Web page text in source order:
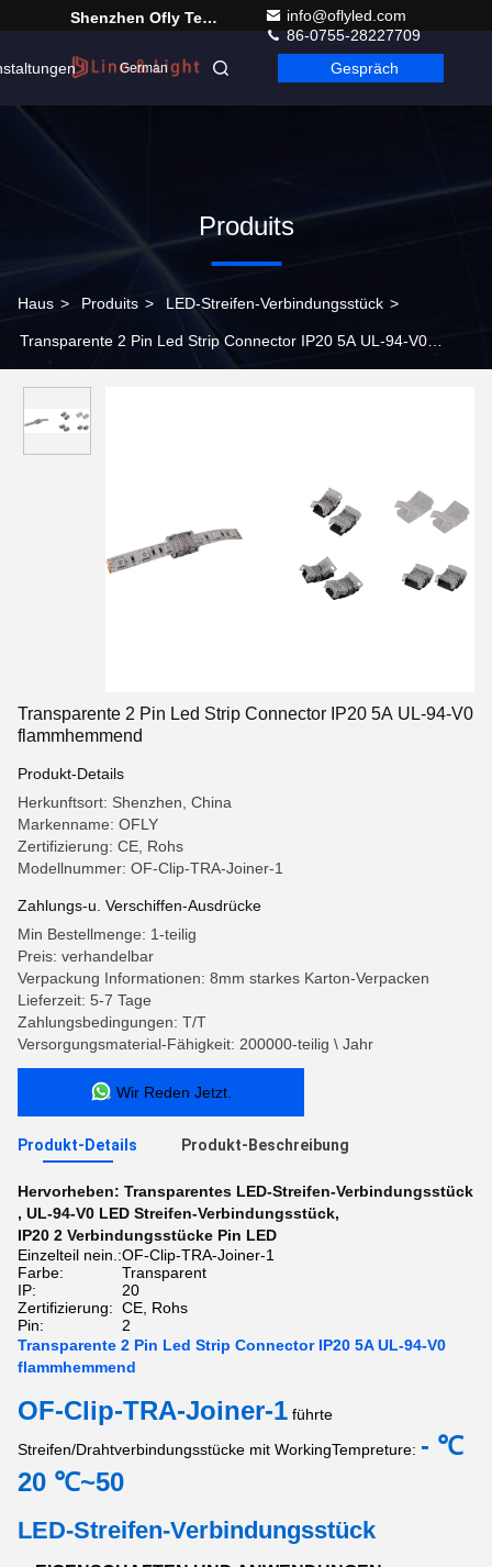
Shenzhen Ofly Technology Co.,Limited
info@oflyled.com
86-0755-28227709
German Gespräch
Produits
Haus > Produits > LED-Streifen-Verbindungsstück >
Transparente 2 Pin Led Strip Connector IP20 5A UL-94-V0
Transparente 2 Pin Led Strip Connector IP20 5A UL-94-V0
flammhemmend
Produkt-Details
Herkunftsort: Shenzhen, China
Markenname: OFLY
Zertifizierung: CE, Rohs
Modellnummer: OF-Clip-TRA-Joiner-1
Zahlungs-u. Verschiffen-Ausdrücke
Min Bestellmenge: 1-teilig
Preis: verhandelbar
Verpackung Informationen: 8mm starkes Karton-Verpacken
Lieferzeit: 5-7 Tage
Zahlungsbedingungen: T/T
Versorgungsmaterial-Fähigkeit: 200000-teilig \ Jahr
Wir Reden Jetzt.
Produkt-Details Produkt-Beschreibung
Hervorheben: Transparentes LED-Streifen-Verbindungsstück
, UL-94-V0 LED Streifen-Verbindungsstück,
IP20 2 Verbindungsstücke Pin LED
Einzelteil nein.:OF-Clip-TRA-Joiner-1
Farbe:
Transparent
IP:
20
Zertifizierung: CE, Rohs
Pin:
2
Transparente 2 Pin Led Strip Connector IP20 5A UL-94-V0
flammhemmend
OF-Clip-TRA-Joiner-1 führte
Streifen/Drahtverbindungsstücke mit WorkingTempreture: - ℃
20 ℃~50
LED-Streifen-Verbindungsstück